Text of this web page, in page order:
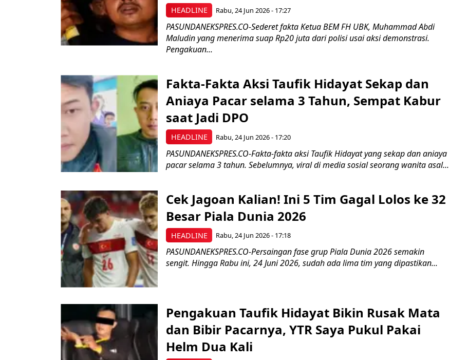
HEADLINE Rabu, 24 Jun 2026 - 17:27
PASUNDANEKSPRES.CO-Sederet fakta Ketua BEM FH UBK, Muhammad Abdi
Maludin yang menerima suap Rp20 juta dari polisi usai aksi demonstrasi.
Pengakuan...
HEADLINE
Fakta-Fakta Aksi Taufik Hidayat Sekap dan
Aniaya Pacar selama 3 Tahun, Sempat Kabur
saat Jadi DPO
Rabu, 24 Jun 2026 - 17:20
PASUNDANEKSPRES.CO-Fakta-fakta aksi Taufik Hidayat yang sekap dan aniaya
pacar selama 3 tahun. Sebelumnya, viral di media sosial seorang wanita asal...
HEADLINE
Cek Jagoan Kalian! Ini 5 Tim Gagal Lolos ke 32
Besar Piala Dunia 2026
Rabu, 24 Jun 2026 - 17:18
PASUNDANEKSPRES.CO-Persaingan fase grup Piala Dunia 2026 semakin
sengit. Hingga Rabu ini, 24 Juni 2026, sudah ada lima tim yang dipastikan...
Pengakuan Taufik Hidayat Bikin Rusak Mata
dan Bibir Pacarnya, YTR Saya Pukul Pakai
Helm Dua Kali